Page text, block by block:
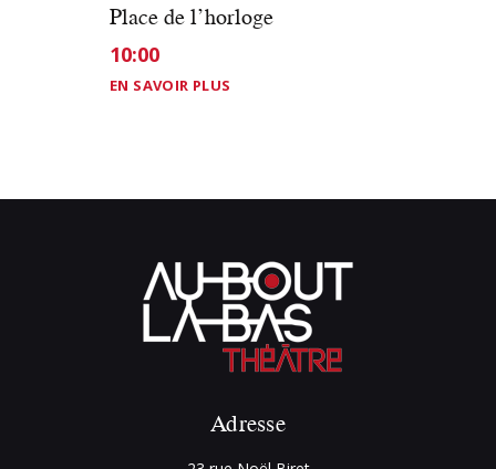
Place de l’horloge
10:00
EN SAVOIR PLUS
Adresse